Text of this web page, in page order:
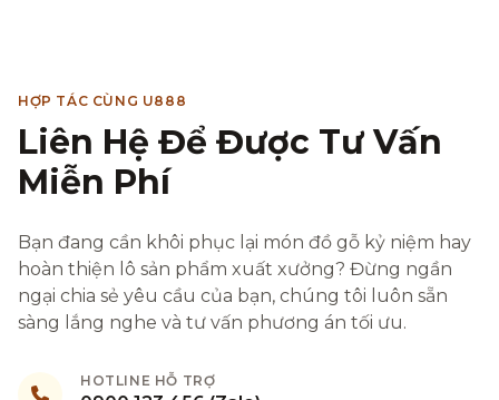
HỢP TÁC CÙNG U888
Liên Hệ Để Được Tư Vấn
Miễn Phí
Bạn đang cần khôi phục lại món đồ gỗ kỷ niệm hay
hoàn thiện lô sản phẩm xuất xưởng? Đừng ngần
ngại chia sẻ yêu cầu của bạn, chúng tôi luôn sẵn
sàng lắng nghe và tư vấn phương án tối ưu.
HOTLINE HỖ TRỢ